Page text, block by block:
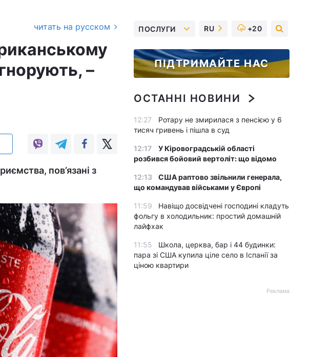
читать на русском
–
пов’язані з
ПОСЛУГИ RU +20
ПІДТРИМАЙТЕ НАС
ОСТАННІ НОВИНИ
12:27
Ротару не змирилася з пенсією у 6
тисяч гривень і пішла в суд
12:17
У Кіровоградській області
розбився бойовий вертоліт: що відомо
12:13
США раптово звільнили генерала,
що командував військами у Європі
11:59
Навіщо досвідчені господині кладуть
фольгу в холодильник: простий домашній
лайфхак
11:55
Школа, церква, бар і 44 будинки:
пара зі США купила ціле село в Іспанії за
ціною квартири
Реклама